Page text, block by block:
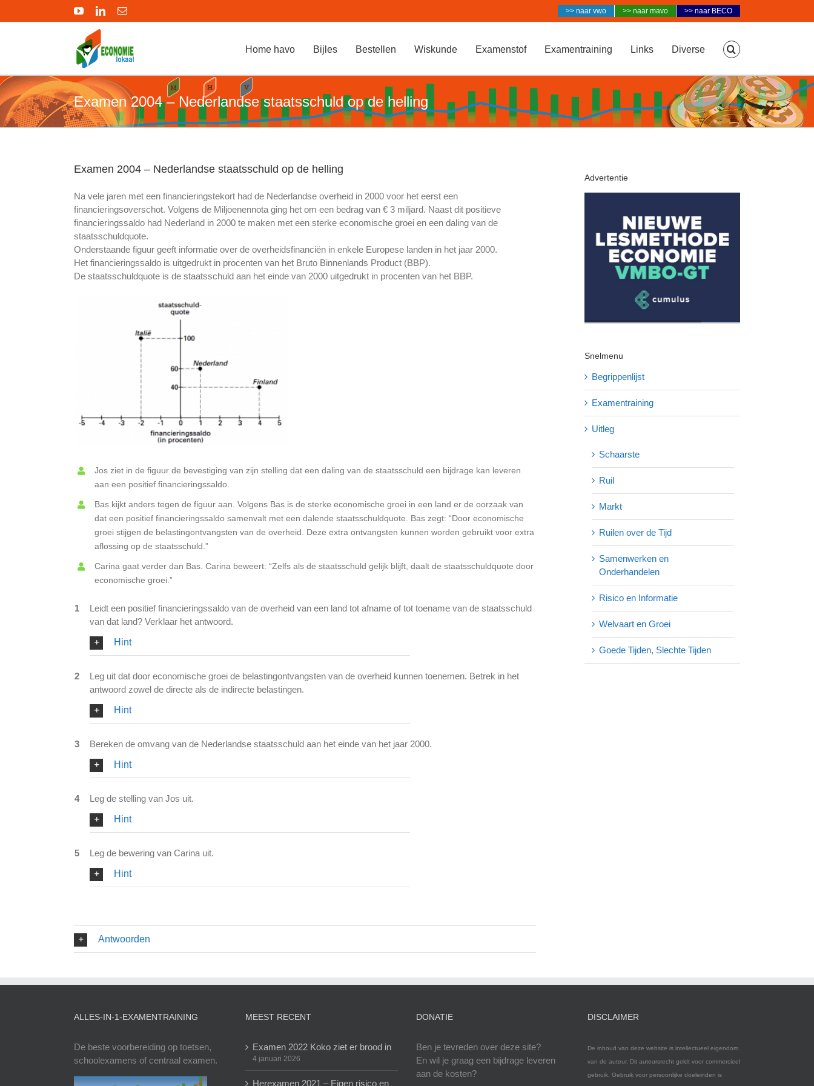
YouTubeLinkedIn
E-
mail
>> naar vwo >> naar mavo >> naar BECO
Home havo Bijles Bestellen Wiskunde Examenstof Examentraining Links Diverse
Examen 2004 – Nederlandse staatsschuld op de helling
Examen 2004 – Nederlandse staatsschuld op de helling
Na vele jaren met een financieringstekort had de Nederlandse overheid in 2000 voor het eerst een
financieringsoverschot. Volgens de Miljoenennota ging het om een bedrag van € 3 miljard. Naast dit positieve
financieringssaldo had Nederland in 2000 te maken met een sterke economische groei en een daling van de
staatsschuldquote.
Onderstaande figuur geeft informatie over de overheidsfinanciën in enkele Europese landen in het jaar 2000.
Het financieringssaldo is uitgedrukt in procenten van het Bruto Binnenlands Product (BBP).
De staatsschuldquote is de staatsschuld aan het einde van 2000 uitgedrukt in procenten van het BBP.
Jos ziet in de figuur de bevestiging van zijn stelling dat een daling van de staatsschuld een bijdrage kan leveren
aan een positief financieringssaldo.
Bas kijkt anders tegen de figuur aan. Volgens Bas is de sterke economische groei in een land er de oorzaak van
dat een positief financieringssaldo samenvalt met een dalende staatsschuldquote. Bas zegt: “Door economische
groei stijgen de belastingontvangsten van de overheid. Deze extra ontvangsten kunnen worden gebruikt voor extra
aflossing op de staatsschuld.”
Carina gaat verder dan Bas. Carina beweert: “Zelfs als de staatsschuld gelijk blijft, daalt de staatsschuldquote door
economische groei.”
1
Leidt een positief financieringssaldo van de overheid van een land tot afname of tot toename van de staatsschuld
van dat land? Verklaar het antwoord.
Hint
2
Leg uit dat door economische groei de belastingontvangsten van de overheid kunnen toenemen. Betrek in het
antwoord zowel de directe als de indirecte belastingen.
Hint
3
Bereken de omvang van de Nederlandse staatsschuld aan het einde van het jaar 2000.
Hint
4
Leg de stelling van Jos uit.
Hint
5
Leg de bewering van Carina uit.
Hint
Antwoorden
Advertentie
Snelmenu
Begrippenlijst
Examentraining
Uitleg
Schaarste
Ruil
Markt
Ruilen over de Tijd
Samenwerken en
Onderhandelen
Risico en Informatie
Welvaart en Groei
Goede Tijden, Slechte Tijden
ALLES-IN-1-EXAMENTRAINING
De beste voorbereiding op toetsen,
schoolexamens of centraal examen.
MEEST RECENT
Examen 2022 Koko ziet er brood in
4 januari 2026
Herexamen 2021 – Eigen risico en
DONATIE
Ben je tevreden over deze site?
En wil je graag een bijdrage leveren
aan de kosten?
DISCLAIMER
De inhoud van deze website is intellectueel eigendom
van de auteur. Dit auteursrecht geldt voor commercieel
gebruik. Gebruik voor persoonlijke doeleinden is